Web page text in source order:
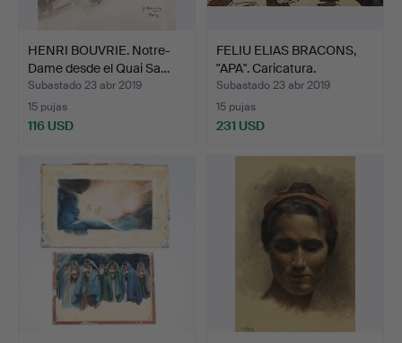
HENRI BOUVRIE. Notre-
Dame desde el Quai Sa…
Subastado 23 abr 2019
15 pujas
116 USD
FELIU ELIAS BRACONS,
"APA". Caricatura.
Subastado 23 abr 2019
15 pujas
231 USD